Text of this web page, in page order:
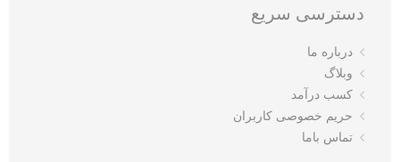
دسترسی سریع
درباره ما
وبلاگ
کسب درآمد
حریم خصوصی کاربران
تماس باما